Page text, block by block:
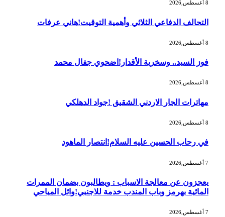
التحالف الدفاعي الثلاثي وأهمية التوقيت!هاني عرفات
فوز السيد.. وسخرية الأقدار!اضحوي جفال محمد
مهاترات الجار الاردني الشقيق !جواد الدهلكي
في رحاب الحسين عليه السلام!انتصار الماهود
يعجزون عن معالجة الاسباب : ويطالبون بضمان الممرات
المائية بهرمز وباب المندب خدمة للاجنبي!وائل المياحي